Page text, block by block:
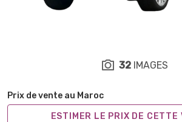
Prix de vente au Maroc
ESTIMER LE PRIX DE CETTE
32 IMAGES